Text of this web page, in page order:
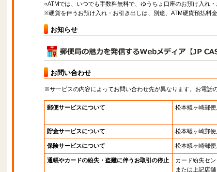
○ATMでは、いつでも手数料無料で、ゆうちょ口座のお預け入れ
※硬貨を伴うお預け入れ・お引き出しは、別途、ATM硬貨預払料
お知らせ
お問い合わせ
※サービスの内容によってお問い合わせ先が異なります。お電話
郵便サービスについて 松本蟻ヶ崎郵
貯金サービスについて 松本蟻ヶ崎郵
保険サービスについて 松本蟻ヶ崎郵
通帳やカードの紛失・盗難に伴うお取引の停止
カード紛失セ
または上記店舗